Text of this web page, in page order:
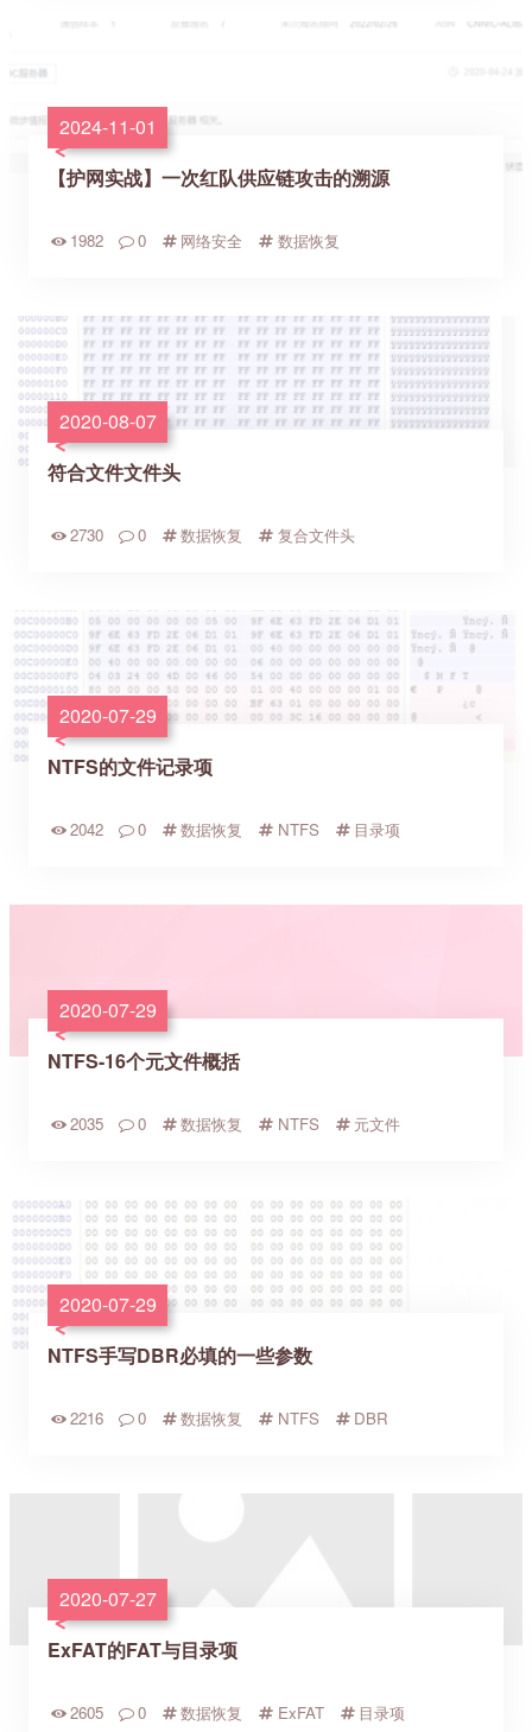
2024-11-01
【护网实战】一次红队供应链攻击的溯源
1982 0 网络安全 数据恢复
2020-08-07
符合文件文件头
2730 0 数据恢复 复合文件头
2020-07-29
NTFS的文件记录项
2042 0 数据恢复 NTFS 目录项
2020-07-29
NTFS-16个元文件概括
2035 0 数据恢复 NTFS 元文件
2020-07-29
NTFS手写DBR必填的一些参数
2216 0 数据恢复 NTFS DBR
2020-07-27
ExFAT的FAT与目录项
2605 0 数据恢复 ExFAT 目录项